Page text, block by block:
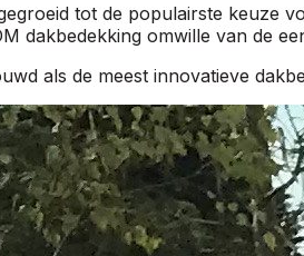
tot de populairste
dakbedekking omwille van de
als de meest innovatieve